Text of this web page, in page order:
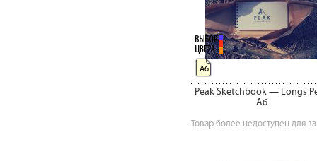
Peak Sketchbook — Longs
A6
Товар более недоступен для
А6